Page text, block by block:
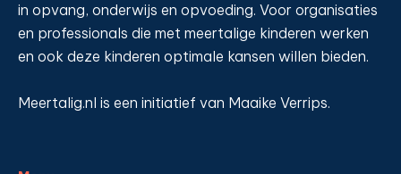
in opvang, onderwijs en opvoeding. Voor organisaties
en professionals die met meertalige kinderen werken
en ook deze kinderen optimale kansen willen bieden.
Meertalig.nl is een initiatief van Maaike Verrips.